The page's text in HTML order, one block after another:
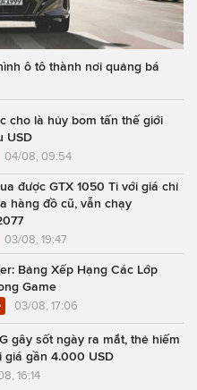
ô tô thành nơi quảng bá
cho là hủy bom tấn thế giới
USD
04/08, 09:54
được GTX 1050 Ti với giá chỉ
hàng đồ cũ, vẫn chạy
03/08, 19:47
Bảng Xếp Hạng Các Lớp
Game
03/08, 17:06
gây sốt ngày ra mắt, thẻ hiếm
giá gần 4.000 USD
16:14